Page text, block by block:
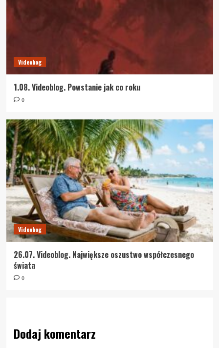
Videobog
1.08. Videoblog. Powstanie jak co roku
0
Videobog
26.07. Videoblog. Największe oszustwo współczesnego
świata
0
Dodaj komentarz